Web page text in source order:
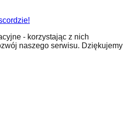
- korzystając z nich
naszego serwisu. Dziękujemy